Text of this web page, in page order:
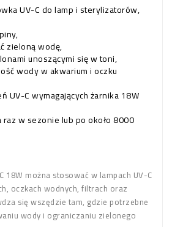
UV-C do lamp i sterylizatorów,
zieloną wodę,
unoszącymi się w toni,
wody w akwarium i oczku
UV-C wymagających żarnika 18W
raz w sezonie lub po około 8000
18W można stosować w lampach UV-C
oczkach wodnych, filtrach oraz
się wszędzie tam, gdzie potrzebne
wody i ograniczaniu zielonego